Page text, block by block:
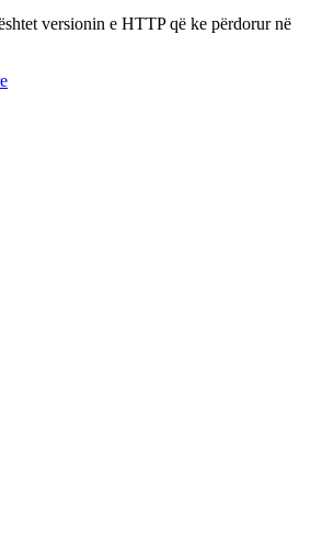
versionin e HTTP që ke përdorur në